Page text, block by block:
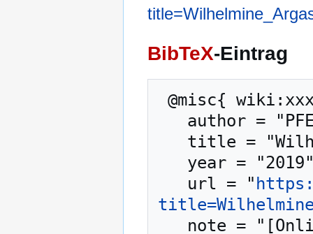
BibTeX-Eintrag
   url = "